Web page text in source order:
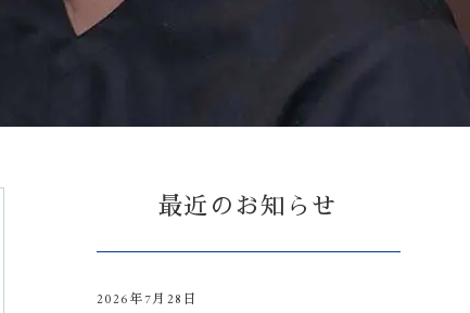
最近のお知らせ
2026年7月28日